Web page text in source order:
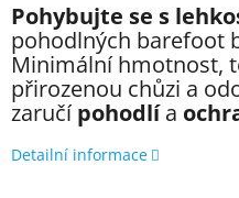
Pohybujte se s
pohodlných barefoot
Minimální hmotnost,
přirozenou chůzi a
zaručípohodlía
Detailní informace